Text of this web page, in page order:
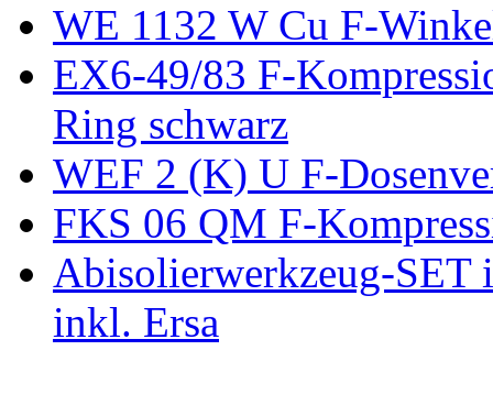
WE 1132 W Cu F-
EX6-49/83 F-
Ring schwarz
WEF 2 (K) U F-
FKS 06 QM F-
Abisolierwerkzeug-
inkl. Ersa